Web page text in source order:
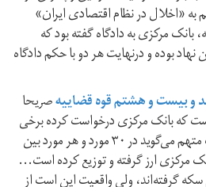
متهم به «اخلال در نظام اقتصادی ایران»
بانک مرکزی به دادگاه گفته بود که
بوده و درنهایت هر دو با حکم دادگاه
بیست و هشتم قوه قضاییهصریحا
که بانک مرکزی درخواست کرده برخی
بازداشت‌شدگان آزاد شوند. یک متهم می‌گوید در ۳۰ مورد و هر مورد بین
مرکزی ارز گرفته و توزیع کرده است...